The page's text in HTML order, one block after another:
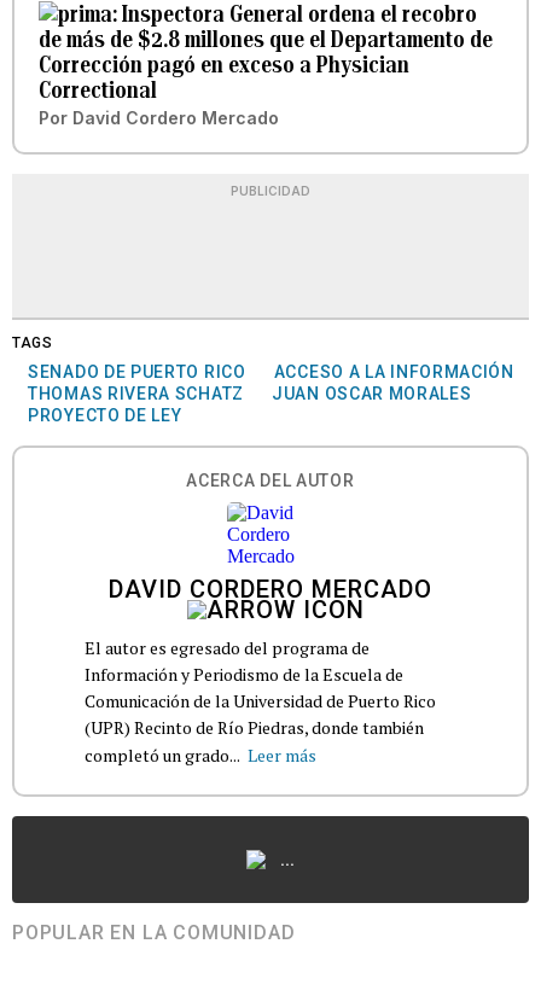
Inspectora General ordena el recobro
de más de $2.8 millones que el Departamento de
Corrección pagó en exceso a Physician
Correctional
Por David Cordero Mercado
PUBLICIDAD
TAGS
SENADO DE PUERTO RICO
ACCESO A LA INFORMACIÓN
THOMAS RIVERA SCHATZ
JUAN OSCAR MORALES
PROYECTO DE LEY
ACERCA DEL AUTOR
DAVID CORDERO MERCADO
El autor es egresado del programa de
Información y Periodismo de la Escuela de
Comunicación de la Universidad de Puerto Rico
(UPR) Recinto de Río Piedras, donde también
completó un grado... Leer más
...
POPULAR EN LA COMUNIDAD